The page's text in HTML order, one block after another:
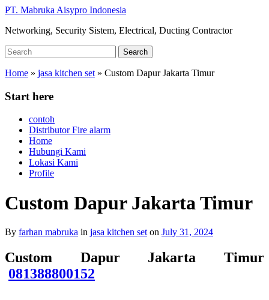
Skip
main
PT. Mabruka Aisypro Indonesia
Networking, Security Sistem, Electrical, Ducting Contractor
Search
for:
Search
Home » jasa kitchen set » Custom Dapur Jakarta Timur
Start here
contoh
Distributor Fire alarm
Home
Hubungi Kami
Lokasi Kami
Profile
Custom Dapur Jakarta Timur
By farhan mabruka in jasa kitchen set on July 31, 2024
Custom Dapur Jakarta Timur
081388800152